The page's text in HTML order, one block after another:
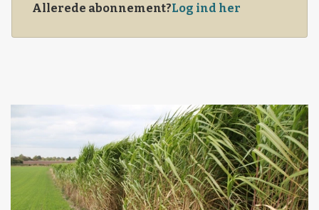
Allerede abonnement?Log ind her